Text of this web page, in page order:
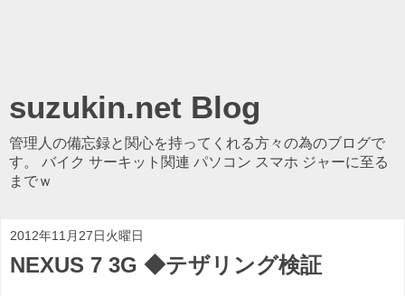
suzukin.net Blog
管理人の備忘録と関心を持ってくれる方々の為のブログで
す。 バイク サーキット関連 パソコン スマホ ジャーに至る
までｗ
2012年11月27日火曜日
NEXUS 7 3G ◆テザリング検証